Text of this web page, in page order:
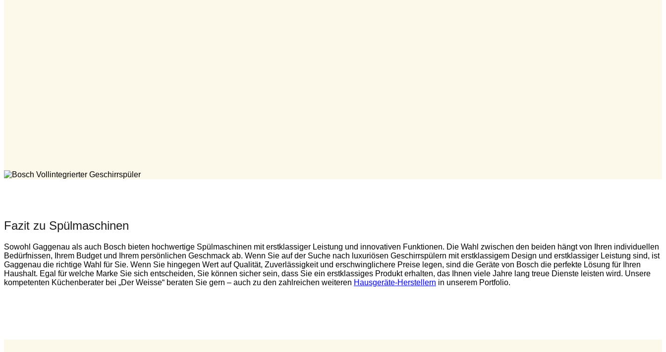
Fazit zu Spülmaschinen
Sowohl Gaggenau als auch Bosch bieten hochwertige Spülmaschinen mit erstklassiger Leistung und innovativen Funktionen. Die Wahl zwischen den beiden hängt von Ihren individuellen
Bedürfnissen, Ihrem Budget und Ihrem persönlichen Geschmack ab. Wenn Sie auf der Suche nach luxuriösen Geschirrspülern mit erstklassigem Design und erstklassiger Leistung sind, ist
Gaggenau die richtige Wahl für Sie. Wenn Sie hingegen Wert auf Qualität, Zuverlässigkeit und erschwinglichere Preise legen, sind die Geräte von Bosch die perfekte Lösung für Ihren
Haushalt. Egal für welche Marke Sie sich entscheiden, Sie können sicher sein, dass Sie ein erstklassiges Produkt erhalten, das Ihnen viele Jahre lang treue Dienste leisten wird. Unsere
kompetenten Küchenberater bei „Der Weisse“ beraten Sie gern – auch zu den zahlreichen weiteren Hausgeräte-Herstellern in unserem Portfolio.